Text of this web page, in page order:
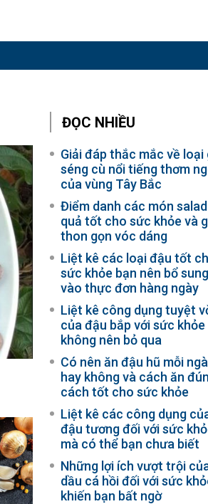
ĐỌC NHIỀU
Giải đáp thắc mắc về loại
séng cù nổi tiếng thơm
của vùng Tây Bắc
Điểm danh các món
quả tốt cho sức khỏe và
thon gọn vóc dáng
Liệt kê các loại đậu tốt
sức khỏe bạn nên bổ sung
vào thực đơn hàng ngày
Liệt kê công dụng tuyệt
của đậu bắp với sức khỏe
không nên bỏ qua
Có nên ăn đậu hũ mỗi
hay không và cách ăn
cách tốt cho sức khỏe
Liệt kê các công dụng
đậu tương đối với sức
mà có thể bạn chưa biết
Những lợi ích vượt trội
dầu cá hồi đối với sức
khiến bạn bất ngờ